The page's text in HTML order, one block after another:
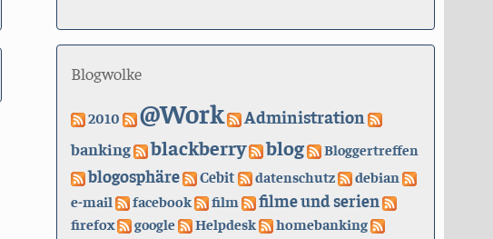
Blogwolke
2010 @Work Administration
banking blackberry blog Bloggertreffen
blogosphäre Cebit datenschutz
debian
e-mail
facebook film filme und serien
firefox google Helpdesk homebanking